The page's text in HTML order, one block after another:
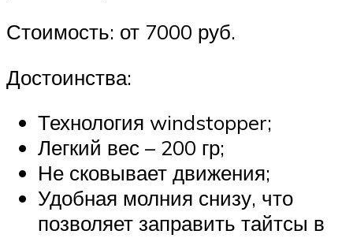
Стоимость: от 7000 руб.
Достоинства:
Технология windstopper;
Легкий вес – 200 гр;
Не сковывает движения;
Удобная молния снизу, что
позволяет заправить тайтсы в